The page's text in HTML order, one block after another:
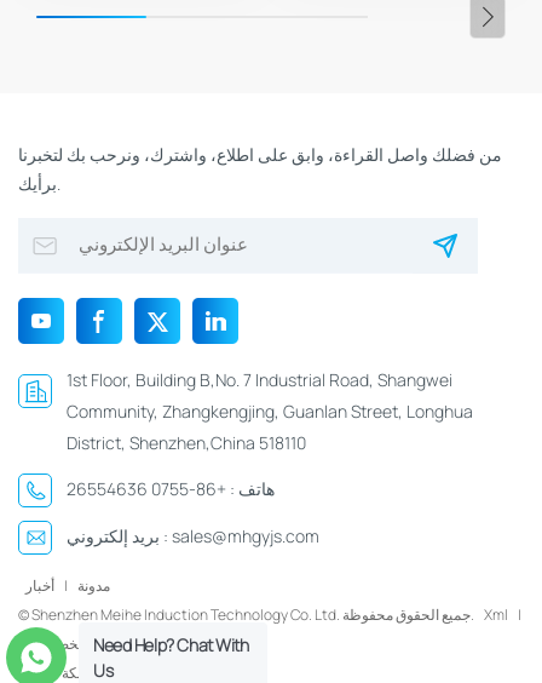
من فضلك واصل القراءة، وابق على اطلاع، واشترك، ونرحب بك لتخبرنا
1st Floor, Building B,No. 7 Industrial Road, Shangwei
Community, Zhangkengjing, Guanlan Street, Longhua
District, Shenzhen,China 518110
هاتف : +86-0755 26554636
بريد إلكتروني : sales@mhgyjs.com
مدونة | أخبار
© Shenzhen Meihe Induction Technology Co. Ltd. جميع الحقوق محفوظة. Xml |
سياسة الخصوصيةNeed Help? Chat With
Us